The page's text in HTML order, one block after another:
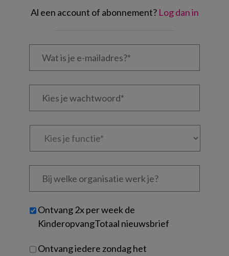
Al een account of abonnement? Log dan in
Wat
Kies
Kies
Bij
welke
je?
Untitled
Ontvang 2x per week de
KinderopvangTotaal nieuwsbrief
Ontvang iedere zondag het